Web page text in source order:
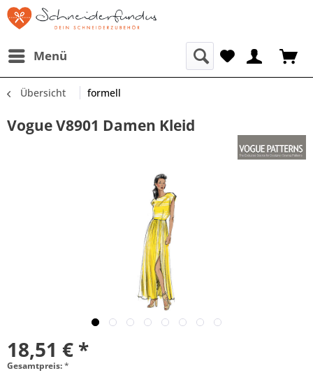
Menü
Übersicht formell
Vogue V8901 Damen Kleid
18,51 € *
Gesamtpreis:*